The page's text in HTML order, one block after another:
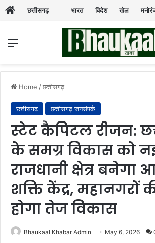
छत्तीसगढ़ भारत विदेश खेल
Menu
Home /छत्तीसगढ़
छत्तीसगढ़ छत्तीसगढ़ जनसंपर्क
स्टेट कैपिटल रीजन:
के समग्र विकास को
राजधानी क्षेत्र बनेगा
शक्ति केंद्र, महानगरों
होगा तेज विकास
Bhaukaal Khabar Admin May 6, 2026